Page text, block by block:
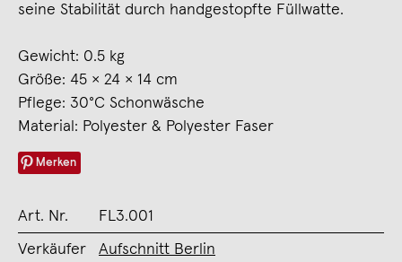
seine Stabilität durch handgestopfte Füllwatte.
Gewicht: 0.5 kg
Größe: 45 × 24 × 14 cm
Pflege: 30°C Schonwäsche
Material: Polyester & Polyester Faser
Merken
Art. Nr. FL3.001
Verkäufer Aufschnitt Berlin